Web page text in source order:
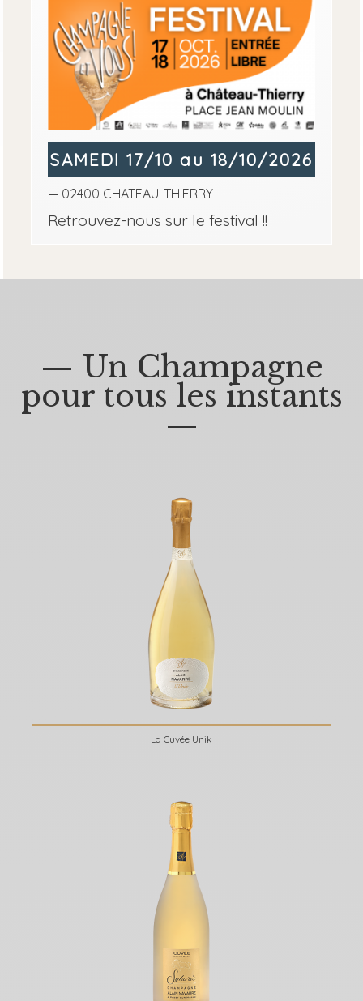
SAMEDI 17/10 au 18/10/2026
— 02400 CHATEAU-THIERRY
Retrouvez-nous sur le festival !!
— Un Champagne
pour tous les instants
—
La Cuvée Unik